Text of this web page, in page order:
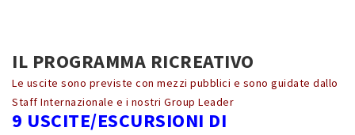
IL PROGRAMMA RICREATIVO
Le uscite sono previste con mezzi pubblici e sono guidate dallo
Staff Internazionale e i nostri Group Leader
9 USCITE/ESCURSIONI DI